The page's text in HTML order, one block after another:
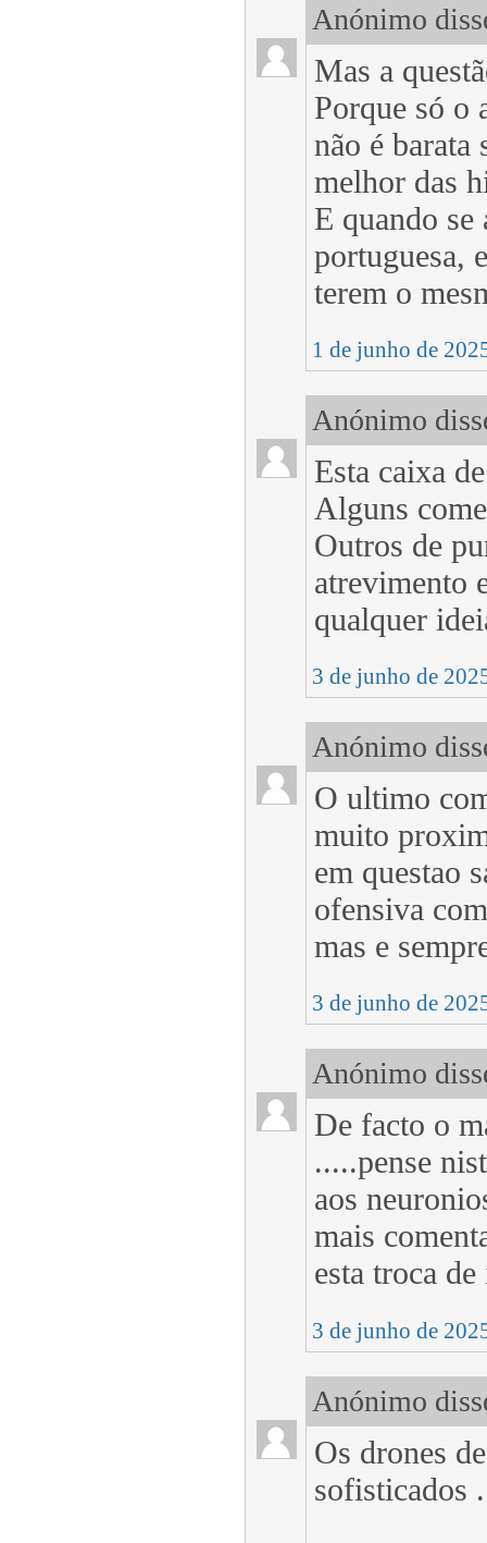
Anónimo
Mas a
Porque só o
não é barata
melhor das
E quando se
portuguesa,
terem o
1 de junho de
Anónimo
Esta caixa
Alguns
Outros de
atrevimento
qualquer
3 de junho de
Anónimo
O ultimo
muito
em questao
ofensiva
mas e
3 de junho de
Anónimo
De facto o
.....pense
aos
mais
esta troca
3 de junho de
Anónimo
Os drones
sofisticados